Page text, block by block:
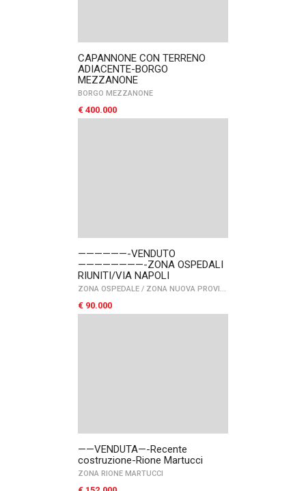
CAPANNONE CON TERRENO
ADIACENTE-BORGO
MEZZANONE
BORGO MEZZANONE
€ 400.000
——————-VENDUTO
————————-ZONA OSPEDALI
RIUNITI/VIA NAPOLI
ZONA OSPEDALE / ZONA NUOVA PROVINCIA
€ 90.000
——VENDUTA—-Recente
costruzione-Rione Martucci
ZONA RIONE MARTUCCI